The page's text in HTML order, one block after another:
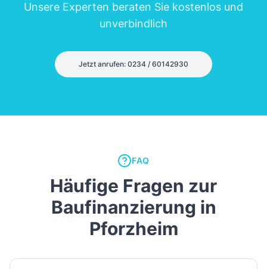
Unsere Experten beraten Sie kostenlos und
unverbindlich
Jetzt anrufen: 0234 / 60142930
FAQ
Häufige Fragen zur
Baufinanzierung in
Pforzheim